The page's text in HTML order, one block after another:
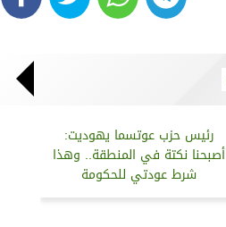
رئيس حزب عوتسما يهوديت:
أصبحنا نكتة في المنطقة.. وهذا
شرط عودتي للحكومة